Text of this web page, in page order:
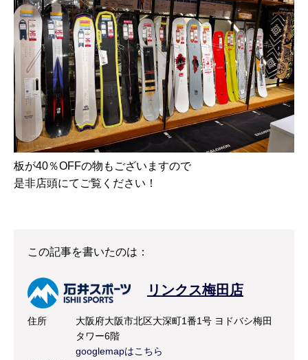
板が40％OFFの物もございますので
是非店頭にてご覧ください！
この記事を書いたのは：
リンクス梅田店
住所
大阪府大阪市北区大深町1番1号 ヨドバシ梅田
タワー6階
googlemapはこちら